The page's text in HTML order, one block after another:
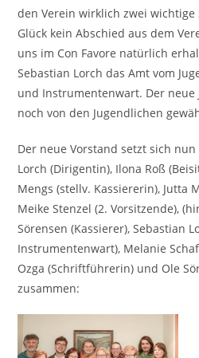
den Verein wirklich zwei
Glück kein Abschied aus dem
uns im Con Favore natürlich
Sebastian Lorch das Amt vom
und Instrumentenwart. Der neue
noch von den Jugendlichen
Der neue Vorstand setzt sich
Lorch (Dirigentin), Ilona Roß
Mengs (stellv. Kassiererin), Jutta
Meike Stenzel (2. Vorsitzende),
Sörensen (Kassierer), Sebastian
Instrumentenwart), Melanie
Ozga (Schriftführerin) und Ole
zusammen: